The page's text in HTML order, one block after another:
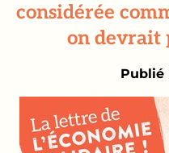
considérée
on devrait
Publié